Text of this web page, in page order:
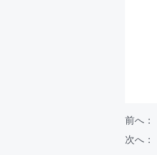
前へ：
次へ：